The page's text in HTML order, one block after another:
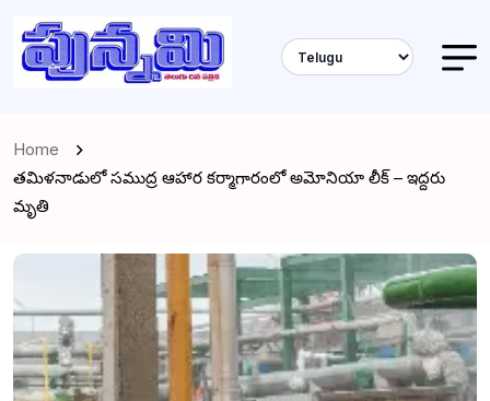
Home
తమిళనాడులో సముద్ర ఆహార కర్మాగారంలో అమోనియా లీక్ – ఇద్దరు
మృతి